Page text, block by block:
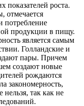
показателей роста.
отмечается
потребление
продукции в пищу.
является самым
Голландские и
пары. Причем
создают новые
рождаются
закономерность,
нельзя, так как не